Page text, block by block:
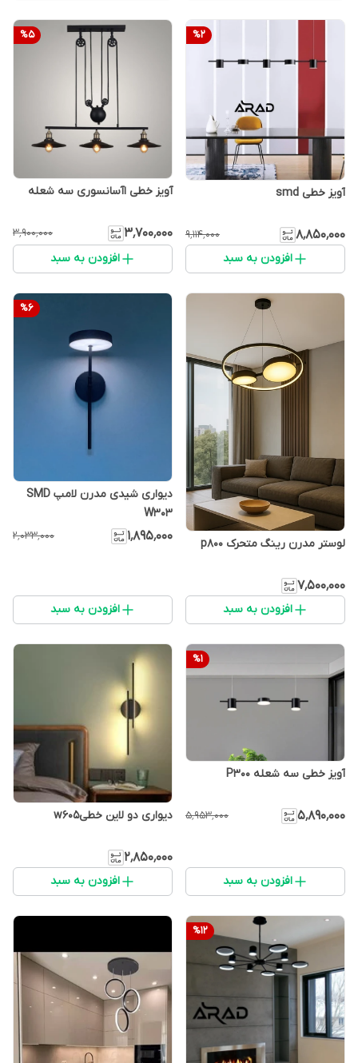
%2
آویز خطی smd
۸٬۸۵۰٬۰۰۰ ۹٬۱۱۴٬۰۰۰
افزودن به سبد
%5
آویز خطی اآسانسوری سه شعله
۳٬۷۰۰٬۰۰۰ ۳٬۹۰۰٬۰۰۰
افزودن به سبد
لوستر مدرن رینگ متحرک p800
۷٬۵۰۰٬۰۰۰
افزودن به سبد
%6
دیواری شیدی مدرن لامپ SMD
W303
۱٬۸۹۵٬۰۰۰ ۲٬۰۳۳٬۰۰۰
افزودن به سبد
%1
آویز خطی سه شعله P300
۵٬۸۹۰٬۰۰۰ ۵٬۹۵۳٬۰۰۰
افزودن به سبد
دیواری دو لاین خطیw605
۲٬۸۵۰٬۰۰۰
افزودن به سبد
%12